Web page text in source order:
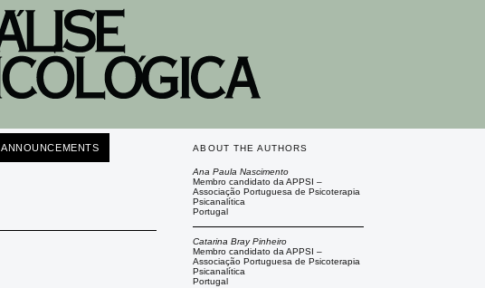
ABOUT THE AUTHORS
Ana Paula Nascimento
Membro candidato da APPSI –
Associação Portuguesa de Psicoterapia
Psicanalítica
Portugal
Catarina Bray Pinheiro
Membro candidato da APPSI –
Associação Portuguesa de Psicoterapia
Psicanalítica
Portugal
ANNOUNCEMENTS